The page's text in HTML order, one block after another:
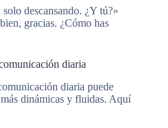
descansando. ¿Y tú?»
gracias. ¿Cómo has
diaria
diaria puede
dinámicas y fluidas. Aquí